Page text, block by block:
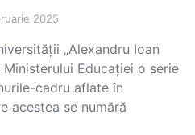
2025
„Alexandru Ioan
Ministerului Educației o serie
cadru aflate în
acestea se numără